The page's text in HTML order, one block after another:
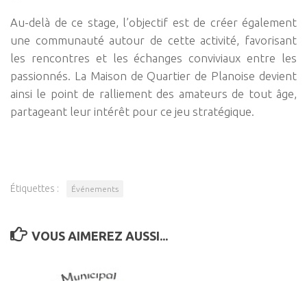
Au-delà de ce stage, l’objectif est de créer également
une communauté autour de cette activité, favorisant
les rencontres et les échanges conviviaux entre les
passionnés. La Maison de Quartier de Planoise devient
ainsi le point de ralliement des amateurs de tout âge,
partageant leur intérêt pour ce jeu stratégique.
Étiquettes : Événements
VOUS AIMEREZ AUSSI...